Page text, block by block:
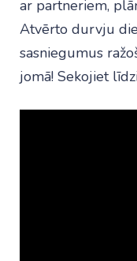
ar partneriem,
Atvērto durvju
sasniegumus
jomā! Sekojiet